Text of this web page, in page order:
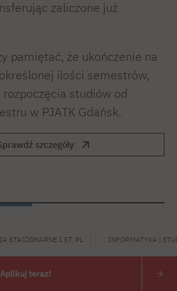
STACJONARNE I ST. PL INFORMATYKA |
Aplikuj teraz!
zaliczone już
pamiętać, że ukończenie na
ilości semestrów,
studiów od
w PJATK Gdańsk.
szczegóły